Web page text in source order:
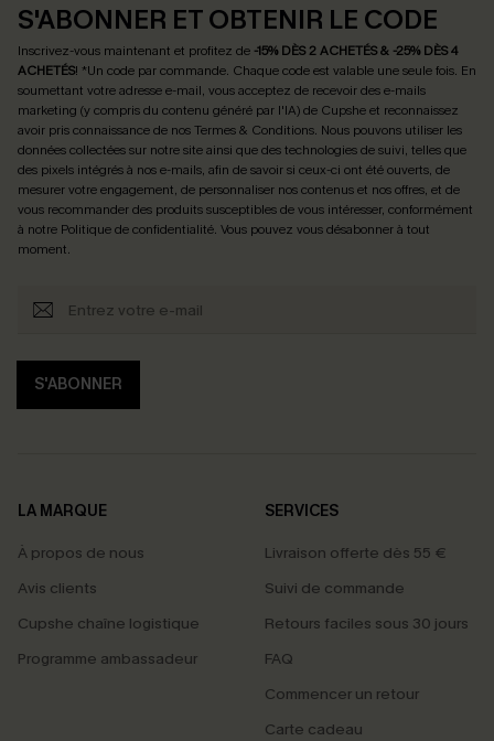
S'ABONNER ET OBTENIR LE CODE
Inscrivez-vous maintenant et profitez de -15% DÈS 2 ACHETÉS & -25% DÈS 4
ACHETÉS! *Un code par commande. Chaque code est valable une seule fois. En
soumettant votre adresse e-mail, vous acceptez de recevoir des e-mails
marketing (y compris du contenu généré par l'IA) de Cupshe et reconnaissez
avoir pris connaissance de nosTermes & Conditions. Nous pouvons utiliser les
données collectées sur notre site ainsi que des technologies de suivi, telles que
des pixels intégrés à nos e-mails, afin de savoir si ceux-ci ont été ouverts, de
mesurer votre engagement, de personnaliser nos contenus et nos offres, et de
vous recommander des produits susceptibles de vous intéresser, conformément
à notre Politique de confidentialité. Vous pouvez vous désabonner à tout
moment.
S'ABONNER
LA MARQUE
À propos de nous
Avis clients
Cupshe chaîne logistique
Programme ambassadeur
SERVICES
Livraison offerte dès 55 €
Suivi de commande
Retours faciles sous 30 jours
FAQ
Commencer un retour
Carte cadeau